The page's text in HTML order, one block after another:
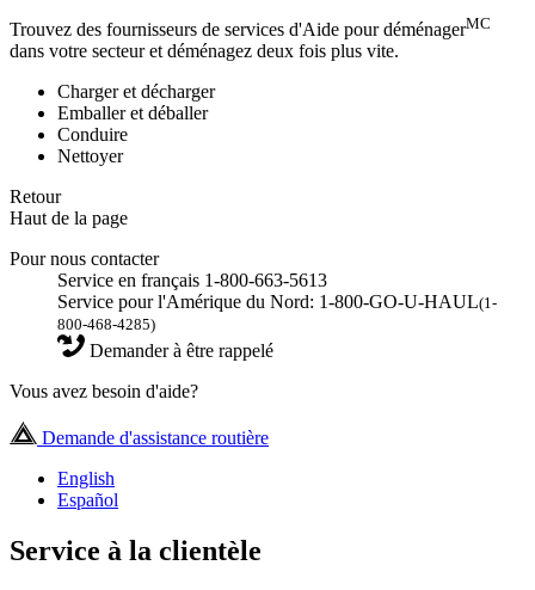
Trouvez des fournisseurs de services d'Aide pour déménagerMC
dans votre secteur et déménagez deux fois plus vite.
Charger et décharger
Emballer et déballer
Conduire
Nettoyer
Retour
Haut de la page
Pour nous contacter
Service en français 1-800-663-5613
Service pour l'Amérique du Nord: 1-800-GO-U-HAUL(1-
800-468-4285)
Demander à être rappelé
Vous avez besoin d'aide?
Demande d'assistance routière
English
Español
Service à la clientèle